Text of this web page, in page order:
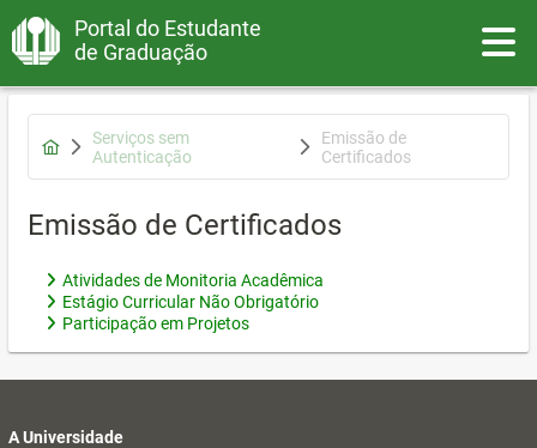
Portal do Estudante
de Graduação
Serviços sem
Autenticação
Emissão de
Certificados
Emissão de Certificados
Atividades de Monitoria Acadêmica
Estágio Curricular Não Obrigatório
Participação em Projetos
A Universidade